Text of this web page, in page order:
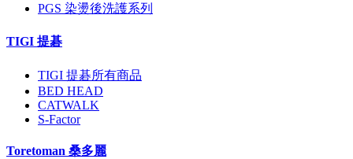
PGS 染燙後洗護系列
TIGI 提碁
TIGI 提碁所有商品
BED HEAD
CATWALK
S-Factor
Toretoman 桑多麗